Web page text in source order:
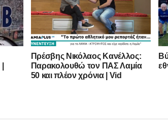
Πρέσβης Νικόλαος Κανέλλος:
Παρακολουθώ τον ΠΑΣ Λαμία
50 και πλέον χρόνια | Vid